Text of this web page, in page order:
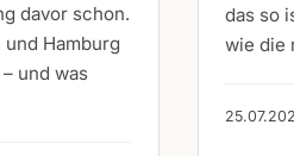
davor schon.
Hamburg
und was
das so
wie die